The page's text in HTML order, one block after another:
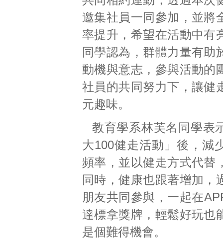
邀集社員一同參加，並將
率提升，希望在活動中有
同學認為，群體力量有助
動機與意志，參與活動的
社員的共同努力下，讓健
元趣味。
教育學系林芙名同學表
大100健走活動」後，減
頻率，並以健走方式代替
同時，健康也跟著增加，
朋友共同參與，一起在
達標拿獎牌，輕鬆好玩也
是個難得機會。